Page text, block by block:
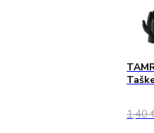
1,40